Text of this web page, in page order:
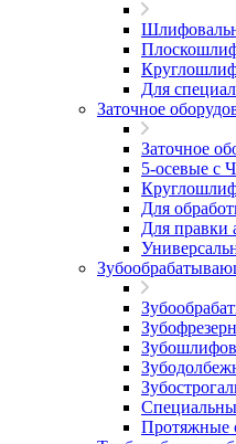
Для
Заточное
Заточное
5-осевые с
Для
Для правки
Протяжные